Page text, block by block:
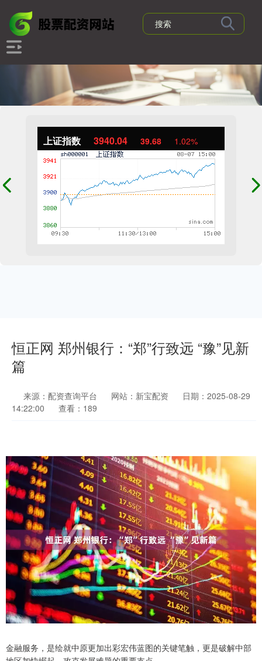
上证指数 3940.04 39.68 1.02%
恒正网 郑州银行：“郑”行致远 “豫”见新
篇
来源：配资查询平台 网站：新宝配资
日期：2025-08-29
14:22:00
查看：189
金融服务，是绘就中原更加出彩宏伟蓝图的关键笔触，更是破解中部